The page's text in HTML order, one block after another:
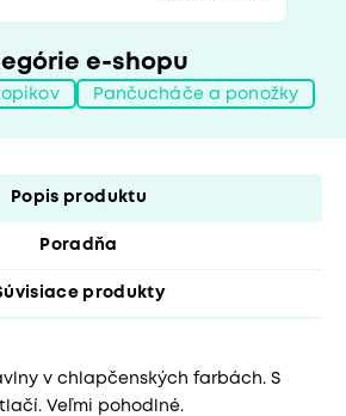
e-shopu
Pančucháče a ponožky
Popis produktu
Poradňa
produkty
v chlapčenských farbách. S
Veľmi pohodlné.